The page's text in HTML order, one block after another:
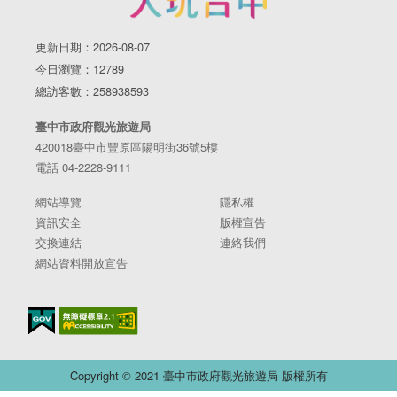
更新日期：2026-08-07
今日瀏覽：12789
總訪客數：258938593
臺中市政府觀光旅遊局
420018臺中市豐原區陽明街36號5樓
電話 04-2228-9111
網站導覽
隱私權
資訊安全
版權宣告
交換連結
連絡我們
網站資料開放宣告
Copyright © 2021 臺中市政府觀光旅遊局 版權所有